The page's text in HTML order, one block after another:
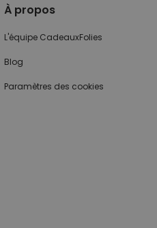
À propos
L'équipe CadeauxFolies
Blog
Paramètres des cookies